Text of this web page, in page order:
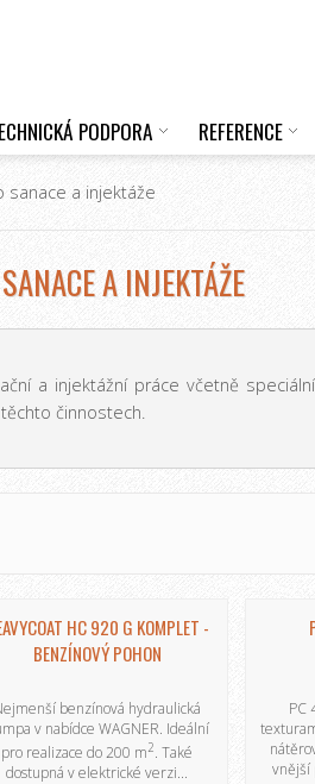
PODPORA REFERENCE
sanace a injektáže
A INJEKTÁŽE
a injektážní práce včetně
činnostech.
HC 920 G KOMPLET -
BENZÍNOVÝ POHON
benzínová hydraulická
v nabídce WAGNER. Ideální
pro realizace do 200 m2. Také
dostupná v elektrické verzi...
PC
vnější